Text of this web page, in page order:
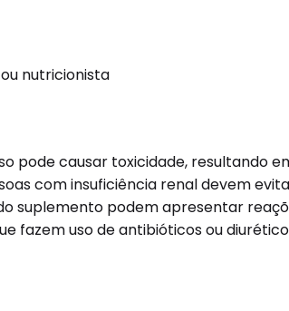
nutricionista
pode causar toxicidade, resultando
com insuficiência renal devem
suplemento podem apresentar
fazem uso de antibióticos ou